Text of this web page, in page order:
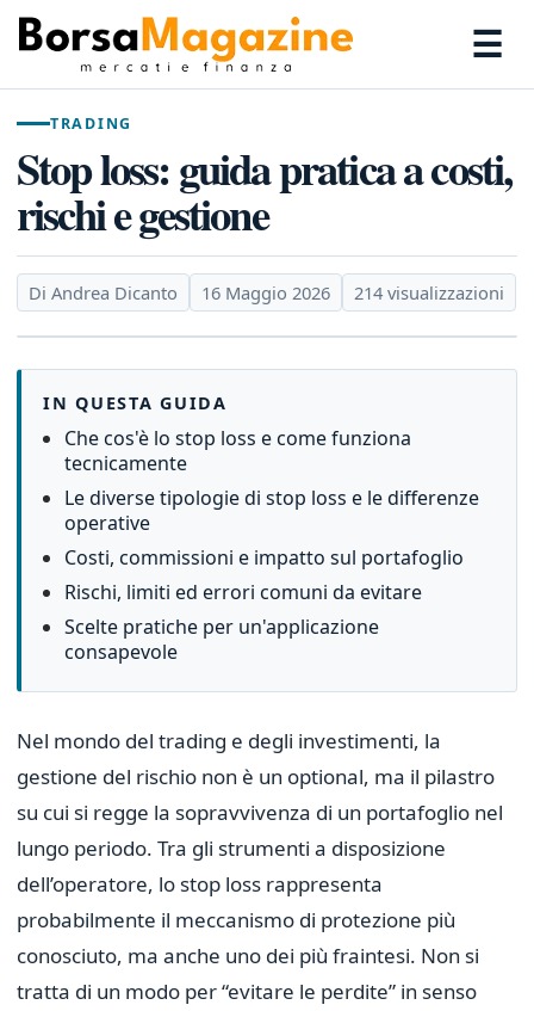
☰
TRADING
Stop loss: guida pratica a costi,
rischi e gestione
Di Andrea Dicanto 16 Maggio 2026 214 visualizzazioni
IN QUESTA GUIDA
Che cos'è lo stop loss e come funziona
tecnicamente
Le diverse tipologie di stop loss e le differenze
operative
Costi, commissioni e impatto sul portafoglio
Rischi, limiti ed errori comuni da evitare
Scelte pratiche per un'applicazione
consapevole
Nel mondo del trading e degli investimenti, la
gestione del rischio non è un optional, ma il pilastro
su cui si regge la sopravvivenza di un portafoglio nel
lungo periodo. Tra gli strumenti a disposizione
dell’operatore, lo stop loss rappresenta
probabilmente il meccanismo di protezione più
conosciuto, ma anche uno dei più fraintesi. Non si
tratta di un modo per “evitare le perdite” in senso